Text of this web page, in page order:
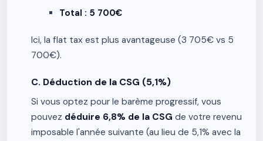
Total : 5 700€
Ici, la flat tax est plus avantageuse (3 705€ vs 5
700€).
C. Déduction de la CSG (5,1%)
Si vous optez pour le barème progressif, vous
pouvez déduire 6,8% de la CSG de votre revenu
imposable l'année suivante (au lieu de 5,1% avec la